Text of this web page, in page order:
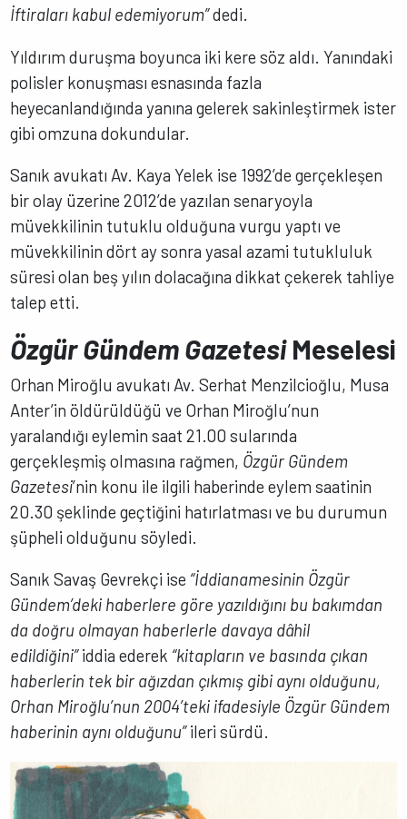
İftiraları kabul edemiyorum”dedi.
Yıldırım duruşma boyunca iki kere söz aldı. Yanındaki
polisler konuşması esnasında fazla
heyecanlandığında yanına gelerek sakinleştirmek ister
gibi omzuna dokundular.
Sanık avukatı Av. Kaya Yelek ise 1992’de gerçekleşen
bir olay üzerine 2012’de yazılan senaryoyla
müvekkilinin tutuklu olduğuna vurgu yaptı ve
müvekkilinin dört ay sonra yasal azami tutukluluk
süresi olan beş yılın dolacağına dikkat çekerek tahliye
talep etti.
Özgür Gündem GazetesiMeselesi
Orhan Miroğlu avukatı Av. Serhat Menzilcioğlu, Musa
Anter’in öldürüldüğü ve Orhan Miroğlu’nun
yaralandığı eylemin saat 21.00 sularında
gerçekleşmiş olmasına rağmen, Özgür Gündem
Gazetesi’nin konu ile ilgili haberinde eylem saatinin
20.30 şeklinde geçtiğini hatırlatması ve bu durumun
şüpheli olduğunu söyledi.
Sanık Savaş Gevrekçi ise “İddianamesinin Özgür
Gündem’deki haberlere göre yazıldığını bu bakımdan
da doğru olmayan haberlerle davaya dâhil
edildiğini”iddia ederek “kitapların ve basında çıkan
haberlerin tek bir ağızdan çıkmış gibi aynı olduğunu,
Orhan Miroğlu’nun 2004’teki ifadesiyle Özgür Gündem
haberinin aynı olduğunu”ileri sürdü.